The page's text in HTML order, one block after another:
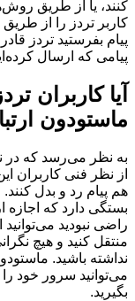
کنند، یا از طریق
کاربر تردز را از
پیام بفرستید تردز
پیامی که ارسال
آیا کاربران
ماستودون
به نظر می‌رسد که در
از نظر فنی کاربران
هم پیام‌ رد و بدل
بستگی دارد که اجازه
راضی نبودید
منتقل کنید و هیچ
نداشته باشید.
می‌توانید سرور خود
بگیرید.